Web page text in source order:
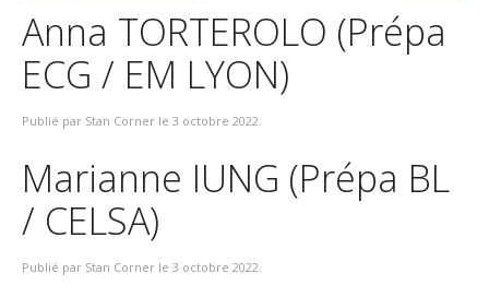
Anna TORTEROLO (Prépa
ECG / EM LYON)
Publié par Stan Corner le 3 octobre 2022
Marianne IUNG (Prépa BL
/ CELSA)
Publié par Stan Corner le 3 octobre 2022